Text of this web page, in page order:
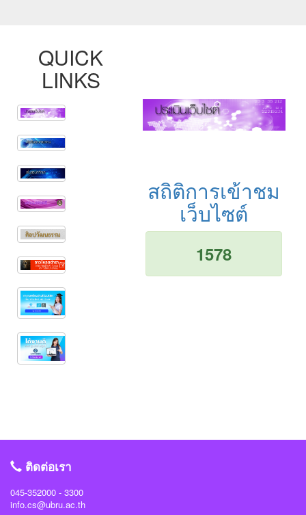
QUICK
LINKS
สถิติการเข้าชม
เว็บไซต์
1578
ติดต่อเรา
045-352000 - 3300
info.cs@ubru.ac.th